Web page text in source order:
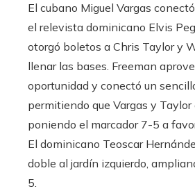
El cubano Miguel Vargas
el relevista dominicano Elvis
otorgó boletos a Chris Taylor y
llenar las bases. Freeman
oportunidad y conectó un
permitiendo que Vargas y Taylor
poniendo el marcador 7-5 a
El dominicano Teoscar
doble al jardín izquierdo,
5.